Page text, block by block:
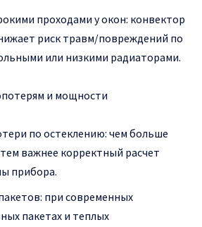
проходами у окон: конвектор
риск травм/повреждений по
или низкими радиаторами.
и мощности
по остеклению: чем больше
важнее корректный расчет
прибора.
при современных
пакетах и теплых